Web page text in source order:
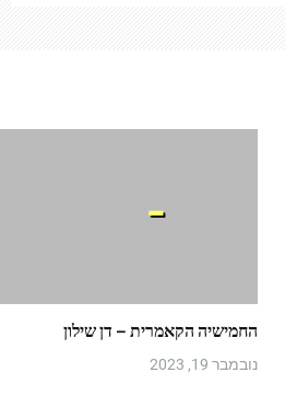
החמישיה הקאמרית – דן שילון
נובמבר 19, 2023